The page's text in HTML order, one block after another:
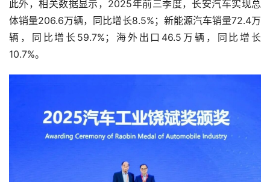
此外，相关数据显示，2025年前三季度，长安汽车实现总
体销量206.6万辆，同比增长8.5%；新能源汽车销量72.4万
辆，同比增长59.7%；海外出口46.5万辆，同比增长
10.7%。